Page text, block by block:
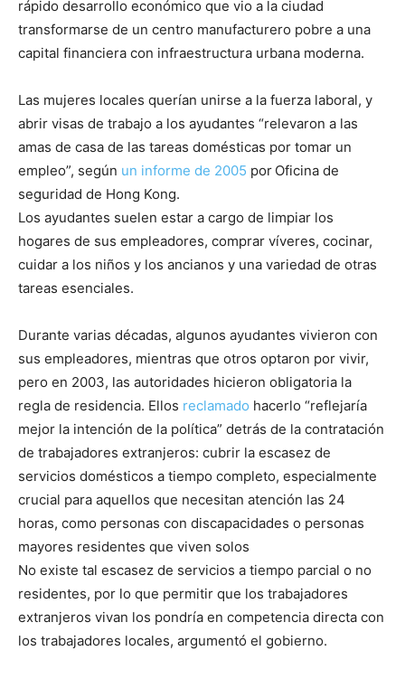
rápido desarrollo económico que vio a la ciudad
transformarse de un centro manufacturero pobre a una
capital financiera con infraestructura urbana moderna.
Las mujeres locales querían unirse a la fuerza laboral, y
abrir visas de trabajo a los ayudantes “relevaron a las
amas de casa de las tareas domésticas por tomar un
empleo”, según un informe de 2005 por Oficina de
seguridad de Hong Kong.
Los ayudantes suelen estar a cargo de limpiar los
hogares de sus empleadores, comprar víveres, cocinar,
cuidar a los niños y los ancianos y una variedad de otras
tareas esenciales.
Durante varias décadas, algunos ayudantes vivieron con
sus empleadores, mientras que otros optaron por vivir,
pero en 2003, las autoridades hicieron obligatoria la
regla de residencia. Ellos reclamado hacerlo “reflejaría
mejor la intención de la política” detrás de la contratación
de trabajadores extranjeros: cubrir la escasez de
servicios domésticos a tiempo completo, especialmente
crucial para aquellos que necesitan atención las 24
horas, como personas con discapacidades o personas
mayores residentes que viven solos
No existe tal escasez de servicios a tiempo parcial o no
residentes, por lo que permitir que los trabajadores
extranjeros vivan los pondría en competencia directa con
los trabajadores locales, argumentó el gobierno.